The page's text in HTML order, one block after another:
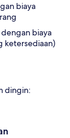
biaya
biaya
ketersediaan)
dingin: